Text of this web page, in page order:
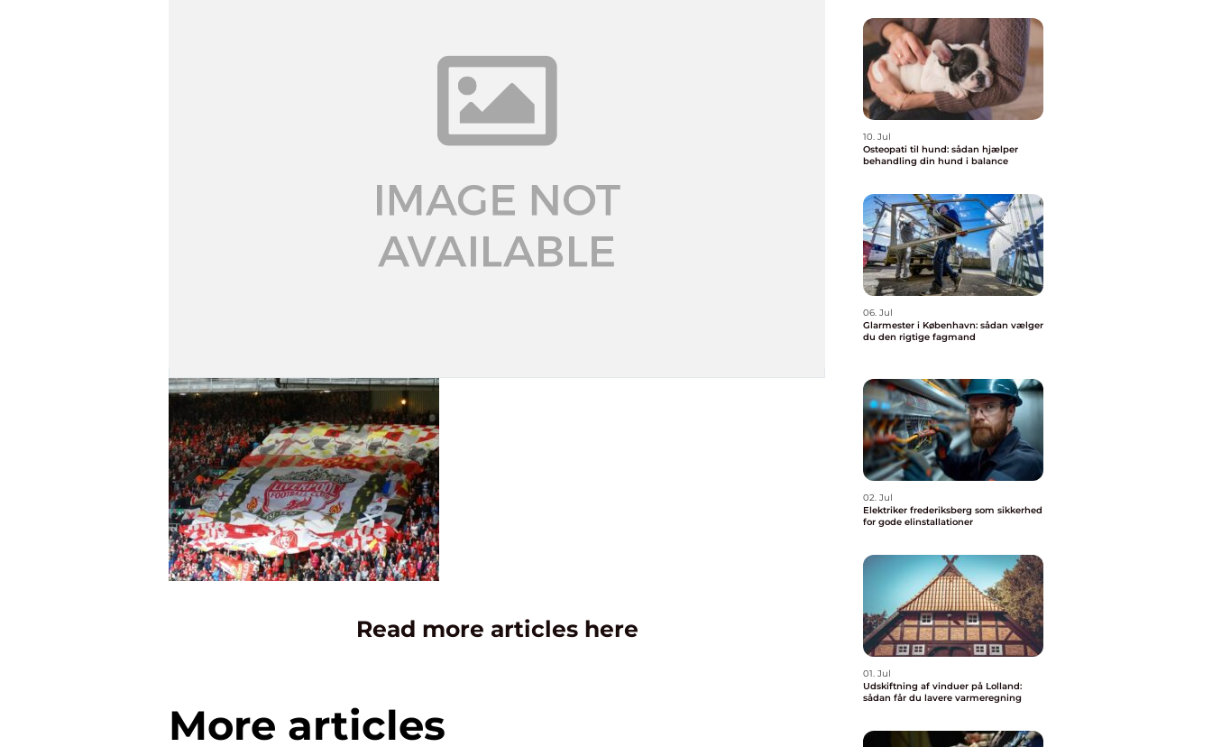
Read more articles here
More articles
10. Jul
Osteopati til hund: sådan hjælper
behandling din hund i balance
06. Jul
Glarmester i København: sådan vælger
du den rigtige fagmand
02. Jul
Elektriker frederiksberg som sikkerhed
for gode elinstallationer
01. Jul
Udskiftning af vinduer på Lolland:
sådan får du lavere varmeregning